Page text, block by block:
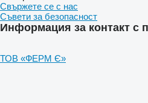
Свържете се с нас
Съвети за безопасност
Информация за контакт с
ТОВ «ФЕРМ Є»